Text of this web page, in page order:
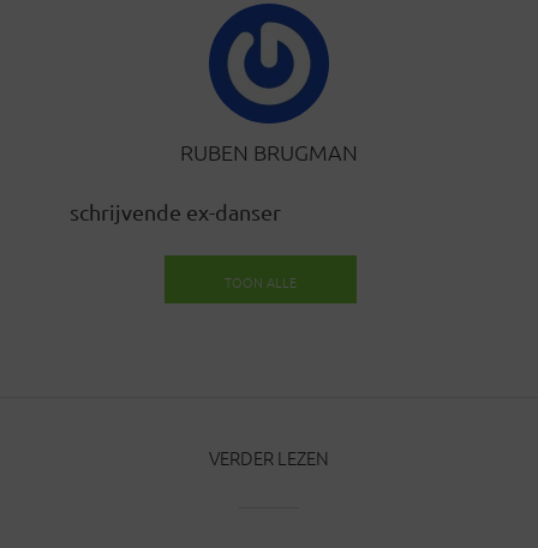
RUBEN BRUGMAN
schrijvende ex-danser
TOON ALLE
VERDER LEZEN